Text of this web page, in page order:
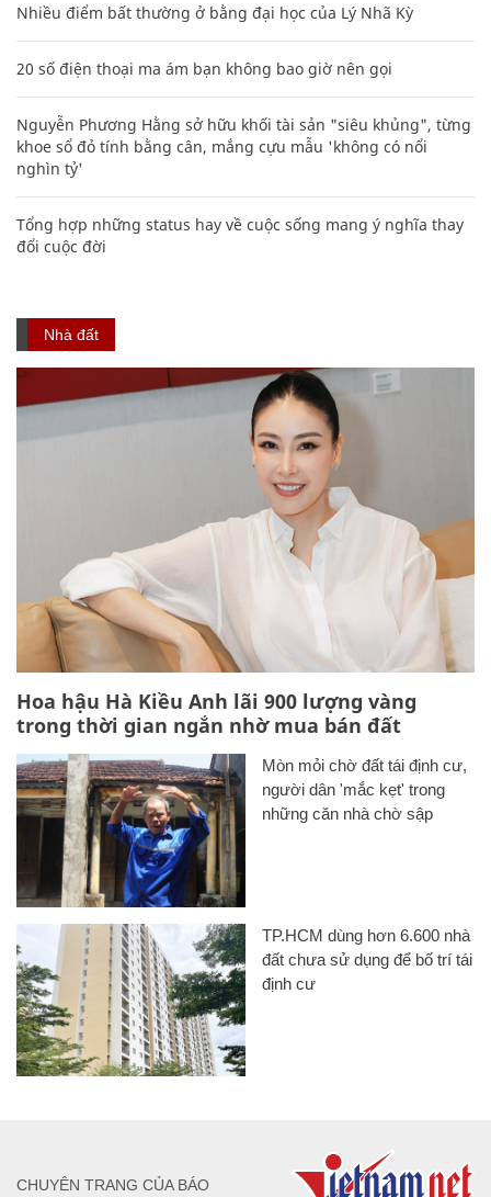
Nhiều điểm bất thường ở bằng đại học của Lý Nhã Kỳ
20 số điện thoại ma ám bạn không bao giờ nên gọi
Nguyễn Phương Hằng sở hữu khối tài sản "siêu khủng", từng
khoe sổ đỏ tính bằng cân, mắng cựu mẫu 'không có nổi
nghìn tỷ'
Tổng hợp những status hay về cuộc sống mang ý nghĩa thay
đổi cuộc đời
Nhà đất
Hoa hậu Hà Kiều Anh lãi 900 lượng vàng
trong thời gian ngắn nhờ mua bán đất
Mòn mỏi chờ đất tái định cư,
người dân 'mắc kẹt' trong
những căn nhà chờ sập
TP.HCM dùng hơn 6.600 nhà
đất chưa sử dụng để bố trí tái
định cư
CHUYÊN TRANG CỦA BÁO